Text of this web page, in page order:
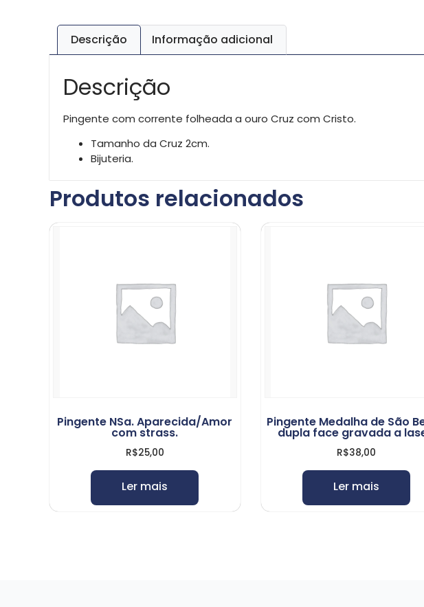
Descrição Informação adicional
Descrição
Pingente com corrente folheada a ouro Cruz com Cristo.
Tamanho da Cruz 2cm.
Bijuteria.
Produtos relacionados
Pingente NSa. Aparecida/Amor
com strass.
R$25,00
Ler mais
Pingente Medalha de São
dupla face gravada a
R$38,00
Ler mais